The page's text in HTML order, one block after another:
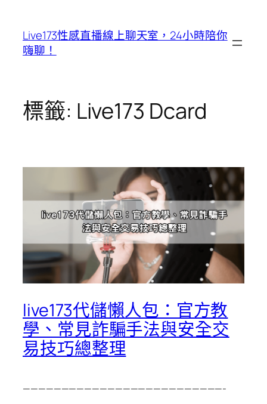
Live173性感直播線上聊天室，24小時陪你
嗨聊！
標籤: Live173 Dcard
live173代儲懶人包：官方教
學、常見詐騙手法與安全交
易技巧總整理
——————————————————————————-